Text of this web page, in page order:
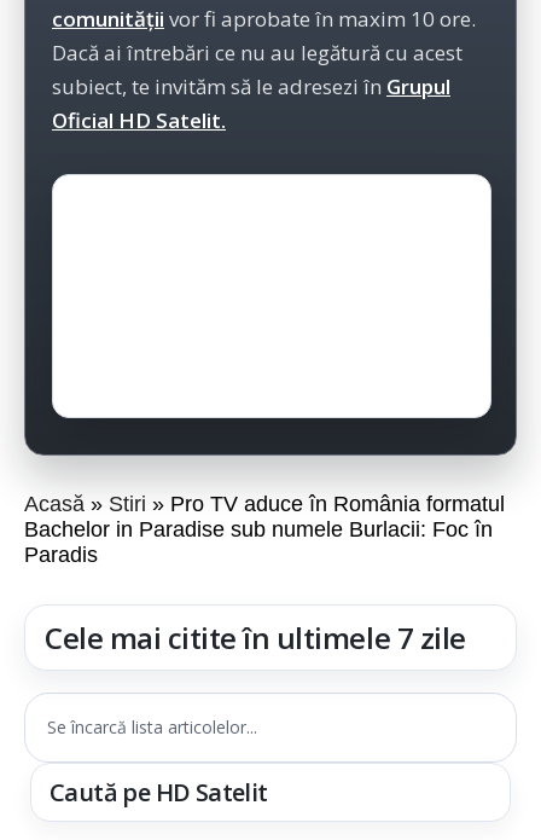
comunității vor fi aprobate în maxim 10 ore.
Dacă ai întrebări ce nu au legătură cu acest
subiect, te invităm să le adresezi în Grupul
Oficial HD Satelit.
Acasă Stiri
Pro TV aduce în România formatul
Bachelor in Paradise sub numele Burlacii: Foc în
Paradis
Cele mai citite în ultimele 7 zile
Se încarcă lista articolelor...
Caută pe HD Satelit